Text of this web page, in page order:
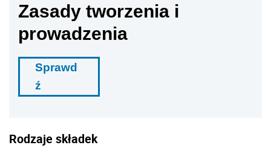
Zasady tworzenia i
prowadzenia
Sprawd
ź
Rodzaje składek